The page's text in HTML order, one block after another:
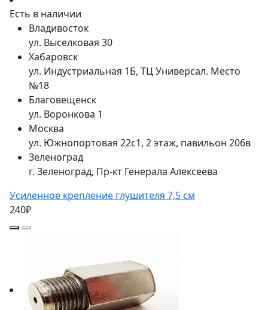
Есть в наличии
Владивосток
ул. Выселковая 30
Хабаровск
ул. Индустриальная 1Б, ТЦ Универсал. Место
№18
Благовещенск
ул. Воронкова 1
Москва
ул. Южнопортовая 22с1, 2 этаж, павильон 206в
Зеленоград
г. Зеленоград, Пр-кт Генерала Алексеева
Усиленное крепление глушителя 7,5 см
240₽